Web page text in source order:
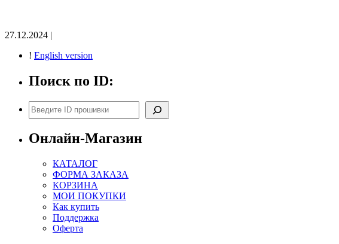
27.12.2024 |
! English version
Поиск по ID:
Поиск
Онлайн-Магазин
КАТАЛОГ
ФОРМА ЗАКАЗА
КОРЗИНА
МОИ ПОКУПКИ
Как купить
Поддержка
Оферта